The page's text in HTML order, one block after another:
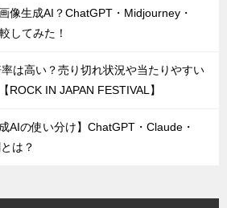
像生成AI？ChatGPT・Midjourney・
してみた！
率は高い？売り切れ状況や当たりやすい
ROCK IN JAPAN FESTIVAL】
AIの使い分け】ChatGPT・Claude・
は？